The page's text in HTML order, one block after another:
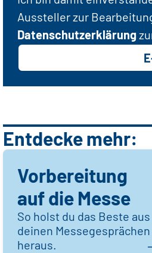
Aussteller zur
Datenschutzerklärung
Entdecke mehr:
Vorbereitung
auf die Messe
So holst du das Beste aus
deinen Messegesprächen
heraus.